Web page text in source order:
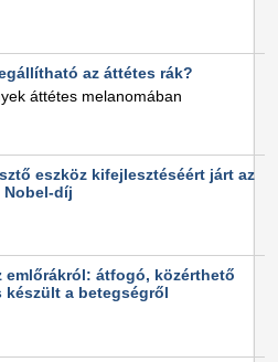
az áttétes rák?
áttétes melanomában
eszköz kifejlesztéséért járt az
Nobel-díj
emlőrákról: átfogó, közérthető
készült a betegségről